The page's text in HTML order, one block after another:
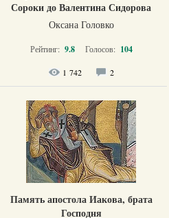
Сороки до Валентина Сидорова
Оксана Головко
Рейтинг: 9.8 Голосов: 104
1 742 2
Память апостола Иакова, брата
Господня